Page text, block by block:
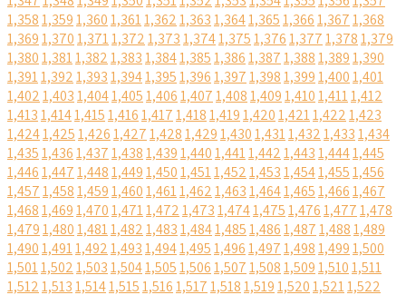
1,3581,3591,3601,3611,3621,3631,3641,3651,3661,3671,368
1,3691,3701,3711,3721,3731,3741,3751,3761,3771,3781,379
1,3801,3811,3821,3831,3841,3851,3861,3871,3881,3891,390
1,3911,3921,3931,3941,3951,3961,3971,3981,3991,4001,401
1,4021,4031,4041,4051,4061,4071,4081,4091,4101,4111,412
1,4131,4141,4151,4161,4171,4181,4191,4201,4211,4221,423
1,4241,4251,4261,4271,4281,4291,4301,4311,4321,4331,434
1,4351,4361,4371,4381,4391,4401,4411,4421,4431,4441,445
1,4461,4471,4481,4491,4501,4511,4521,4531,4541,4551,456
1,4571,4581,4591,4601,4611,4621,4631,4641,4651,4661,467
1,4681,4691,4701,4711,4721,4731,4741,4751,4761,4771,478
1,4791,4801,4811,4821,4831,4841,4851,4861,4871,4881,489
1,4901,4911,4921,4931,4941,4951,4961,4971,4981,4991,500
1,5011,5021,5031,5041,5051,5061,5071,5081,5091,5101,511
1,5121,5131,5141,5151,5161,5171,5181,5191,5201,5211,522